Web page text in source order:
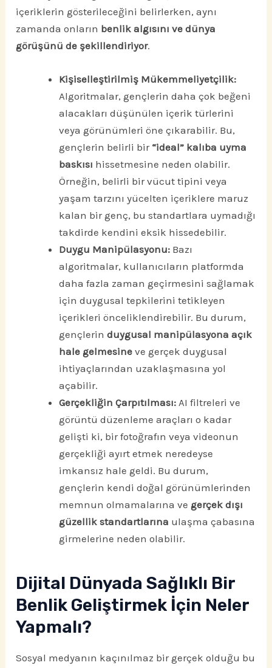
içeriklerin gösterileceğini belirlerken, aynı
zamanda onların benlik algısını ve dünya
görüşünü de şekillendiriyor.
Kişiselleştirilmiş Mükemmeliyetçilik:
Algoritmalar, gençlerin daha çok beğeni
alacakları düşünülen içerik türlerini
veya görünümleri öne çıkarabilir. Bu,
gençlerin belirli bir “ideal” kalıba uyma
baskısı hissetmesine neden olabilir.
Örneğin, belirli bir vücut tipini veya
yaşam tarzını yücelten içeriklere maruz
kalan bir genç, bu standartlara uymadığı
takdirde kendini eksik hissedebilir.
Duygu Manipülasyonu: Bazı
algoritmalar, kullanıcıların platformda
daha fazla zaman geçirmesini sağlamak
için duygusal tepkilerini tetikleyen
içerikleri önceliklendirebilir. Bu durum,
gençlerinduygusal manipülasyona açık
hale gelmesine ve gerçek duygusal
ihtiyaçlarından uzaklaşmasına yol
açabilir.
Gerçekliğin Çarpıtılması: AI filtreleri ve
görüntü düzenleme araçları o kadar
gelişti ki, bir fotoğrafın veya videonun
gerçekliği ayırt etmek neredeyse
imkansız hale geldi. Bu durum,
gençlerin kendi doğal görünümlerinden
memnun olmamalarına vegerçek dışı
güzellik standartlarına ulaşma çabasına
girmelerine neden olabilir.
Dijital Dünyada Sağlıklı Bir
Benlik Geliştirmek İçin Neler
Yapmalı?
Sosyal medyanın kaçınılmaz bir gerçek olduğu bu